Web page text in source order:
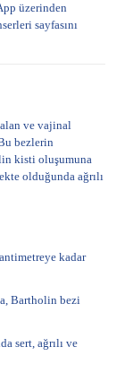
üzerinden
sayfasını
ve vajinal
bezlerin
kisti oluşumuna
olduğunda ağrılı
kadar
Bartholin bezi
sert, ağrılı ve